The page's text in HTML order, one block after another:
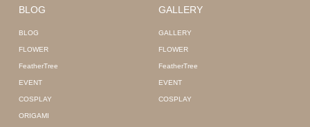
BLOG
BLOG
FLOWER
FeatherTree
EVENT
COSPLAY
ORIGAMI
GALLERY
GALLERY
FLOWER
FeatherTree
EVENT
COSPLAY